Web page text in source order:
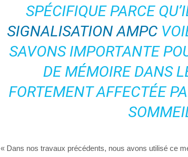
SPÉCIFIQUE PARCE
SIGNALISATION AMPC
SAVONS IMPORTANTE
DE MÉMOIRE DANS
FORTEMENT AFFECTÉE
« Dans nos travaux précédents, nous avons utilisé ce